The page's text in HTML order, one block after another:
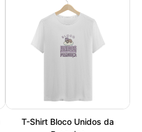
Ecobag Spitz Alemão
R$ 44,90